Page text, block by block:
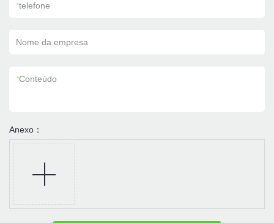
*telefone
Nome da empresa
*Conteúdo
Anexo：